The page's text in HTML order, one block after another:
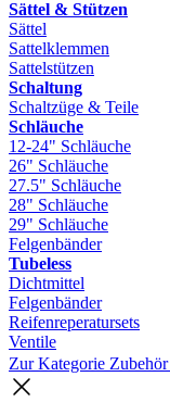
Sättel & Stützen
Sättel
Sattelklemmen
Sattelstützen
Schaltung
Schaltzüge & Teile
Schläuche
12-24" Schläuche
26" Schläuche
27.5" Schläuche
28" Schläuche
29" Schläuche
Felgenbänder
Tubeless
Dichtmittel
Felgenbänder
Reifenreperatursets
Ventile
Zur Kategorie Zubehör